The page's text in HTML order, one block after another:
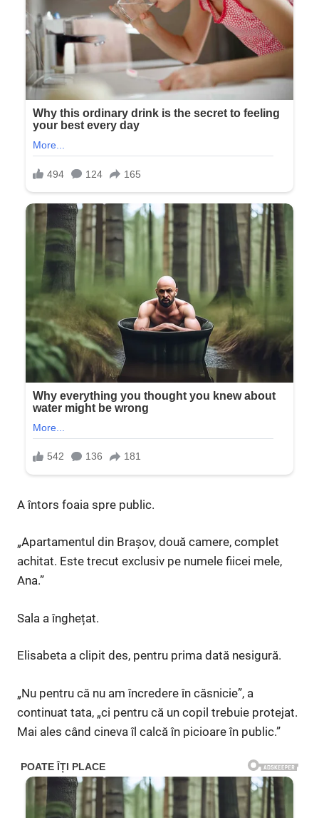
A întors foaia spre public.
„Apartamentul din Brașov, două camere, complet
achitat. Este trecut exclusiv pe numele fiicei mele,
Ana.”
Sala a înghețat.
Elisabeta a clipit des, pentru prima dată nesigură.
„Nu pentru că nu am încredere în căsnicie”, a
continuat tata, „ci pentru că un copil trebuie protejat.
Mai ales când cineva îl calcă în picioare în public.”